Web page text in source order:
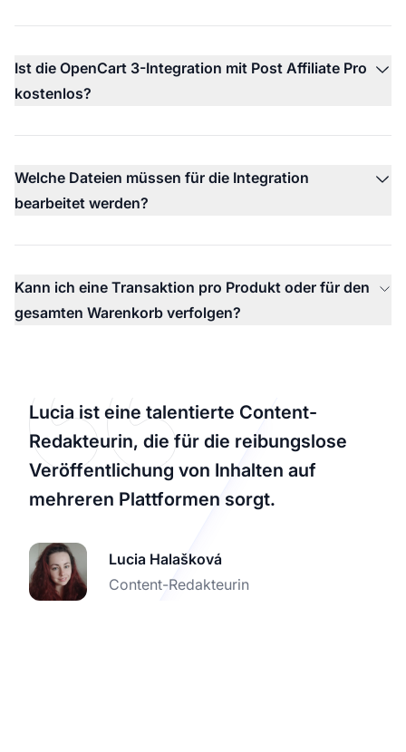
Ist die OpenCart 3-Integration mit Post Affiliate Pro
kostenlos?
Welche Dateien müssen für die Integration
bearbeitet werden?
Kann ich eine Transaktion pro Produkt oder für den
gesamten Warenkorb verfolgen?
Lucia ist eine talentierte Content-
Redakteurin, die für die reibungslose
Veröffentlichung von Inhalten auf
mehreren Plattformen sorgt.
Lucia Halašková
Content-Redakteurin